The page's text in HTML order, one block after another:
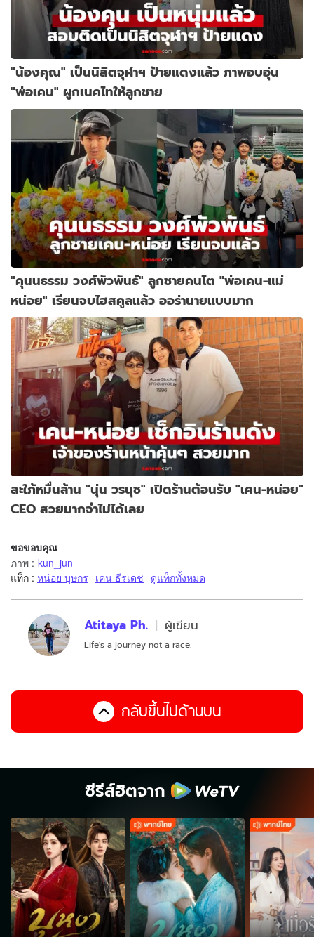
"น้องคุณ" เป็นนิสิตจุฬาฯ ป้ายแดงแล้ว ภาพอบอุ่น
"พ่อเคน" ผูกเนคไทให้ลูกชาย
"คุนนธรรม วงศ์พัวพันธ์" ลูกชายคนโต "พ่อเคน-แม่
หน่อย" เรียนจบไฮสคูลแล้ว ออร่านายแบบมาก
สะใภ้หมื่นล้าน "นุ่น วรนุช" เปิดร้านต้อนรับ "เคน-หน่อย"
CEO สวยมากจำไม่ได้เลย
ขอขอบคุณ
ภาพ : kun_jun
แท็ก : หน่อย บุษกร เคน ธีรเดช ดูแท็กทั้งหมด
Atitaya Ph. ผู้เขียน
Life's a journey not a race.
กลับขึ้นไปด้านบน
ซีรีส์ฮิตจาก